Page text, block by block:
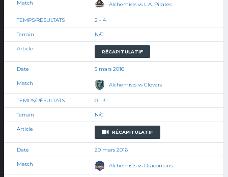
Alchemists vs L.A. Pirates
2 - 4
N/C
RÉCAPITULATIF
5 mars 2016
Alchemists vs Clovers
0 - 3
N/C
RÉCAPITULATIF
20 mars 2016
Alchemists vs Draconians